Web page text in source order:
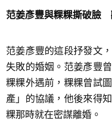
范姜彥豐與粿粿撕破臉
范姜彥豐的這段抒發文
失敗的婚姻。范姜彥豐
粿粿外遇前，粿粿曾試
產」的協議，他後來得
粿那時就在密謀離婚。